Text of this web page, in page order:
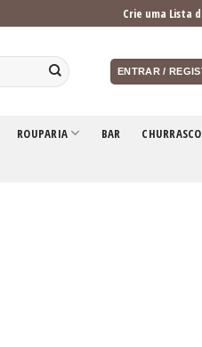
Crie uma Lista
ENTRAR /
ROUPARIA BAR CHURRASCO